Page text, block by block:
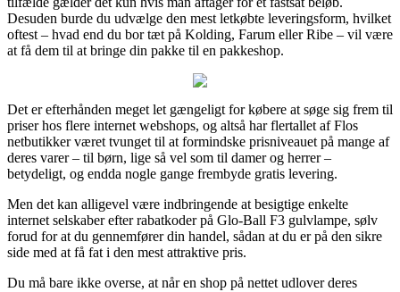
Desuden burde du udvælge den mest letkøbte leveringsform, hvilket
oftest – hvad end du bor tæt på Kolding, Farum eller Ribe – vil være
at få dem til at bringe din pakke til en pakkeshop.
Det er efterhånden meget let gængeligt for købere at søge sig frem til
priser hos flere internet webshops, og altså har flertallet af Flos
netbutikker været tvunget til at formindske prisniveauet på mange af
deres varer – til børn, lige så vel som til damer og herrer –
betydeligt, og endda nogle gange frembyde gratis levering.
Men det kan alligevel være indbringende at besigtige enkelte
internet selskaber efter rabatkoder på Glo-Ball F3 gulvlampe, sølv
forud for at du gennemfører din handel, sådan at du er på den sikre
side med at få fat i den mest attraktive pris.
Du må bare ikke overse, at når en shop på nettet udlover deres